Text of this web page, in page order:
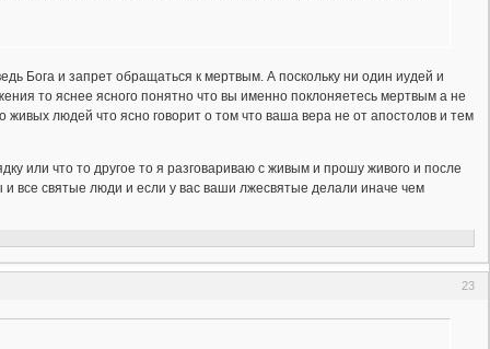
Бога и запрет обращаться к мертвым. А поскольку ни один иудей и
то яснее ясного понятно что вы именно поклоняетесь мертвым а не
людей что ясно говорит о том что ваша вера не от апостолов и тем
или что то другое то я разговариваю с живым и прошу живого и после
и все святые люди и если у вас ваши лжесвятые делали иначе чем
23